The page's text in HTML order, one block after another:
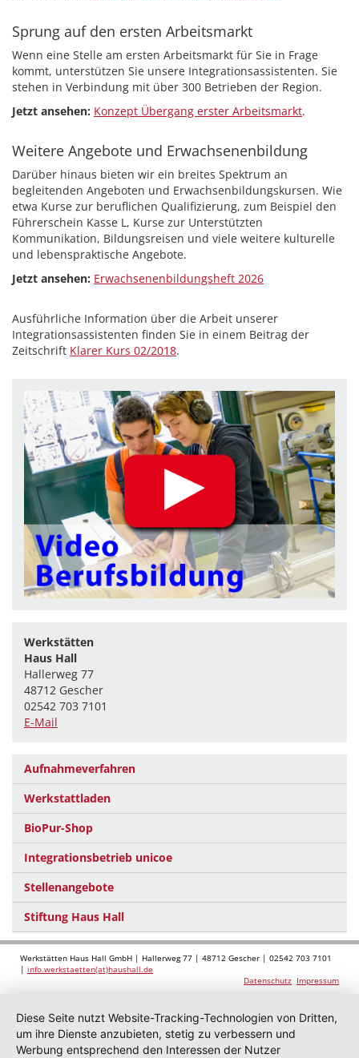
Sprung auf den ersten Arbeitsmarkt
Wenn eine Stelle am ersten Arbeitsmarkt für Sie in Frage
kommt, unterstützen Sie unsere Integrationsassistenten. Sie
stehen in Verbindung mit über 300 Betrieben der Region.
Jetzt ansehen: Konzept Übergang erster Arbeitsmarkt.
Weitere Angebote und Erwachsenenbildung
Darüber hinaus bieten wir ein breites Spektrum an
begleitenden Angeboten und Erwachsenbildungskursen. Wie
etwa Kurse zur beruflichen Qualifizierung, zum Beispiel den
Führerschein Kasse L, Kurse zur Unterstützten
Kommunikation, Bildungsreisen und viele weitere kulturelle
und lebenspraktische Angebote.
Jetzt ansehen: Erwachsenenbildungsheft 2026
Ausführliche Information über die Arbeit unserer
Integrationsassistenten finden Sie in einem Beitrag der
Zeitschrift Klarer Kurs 02/2018.
Werkstätten
Haus Hall
Hallerweg 77
48712 Gescher
02542 703 7101
E-Mail
Aufnahmeverfahren
Werkstattladen
BioPur-Shop
Integrationsbetrieb unicoe
Stellenangebote
Stiftung Haus Hall
Werkstätten Haus Hall GmbH | Hallerweg 77 | 48712 Gescher | 02542 703 7101
| info.werkstaetten(at)haushall.de
Datenschutz Impressum
Diese Seite nutzt Website-Tracking-Technologien von Dritten,
um ihre Dienste anzubieten, stetig zu verbessern und
Werbung entsprechend den Interessen der Nutzer